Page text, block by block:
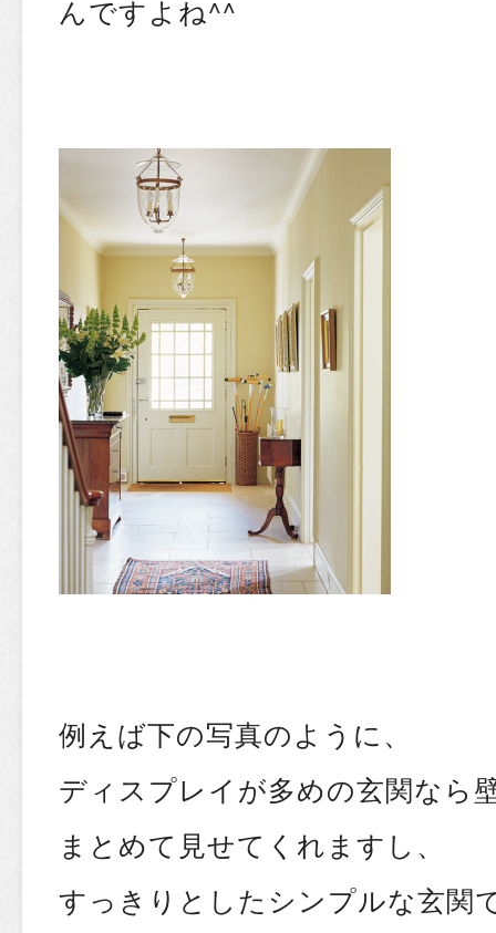
んですよね^^
例えば下の写真のように、
ディスプレイが多めの玄関なら
まとめて見せてくれますし、
すっきりとしたシンプルな玄関